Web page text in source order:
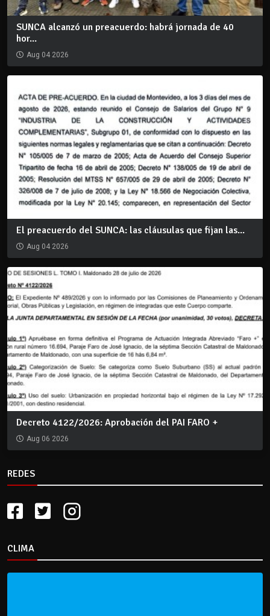
SUNCA alcanzó un preacuerdo: habrá jornada de 40
hor...
Aug 04 2026
El preacuerdo del SUNCA: las cláusulas que fijan las...
Aug 04 2026
Decreto 4122/2026: Aprobación del PAI FARO +
Aug 06 2026
REDES
CLIMA